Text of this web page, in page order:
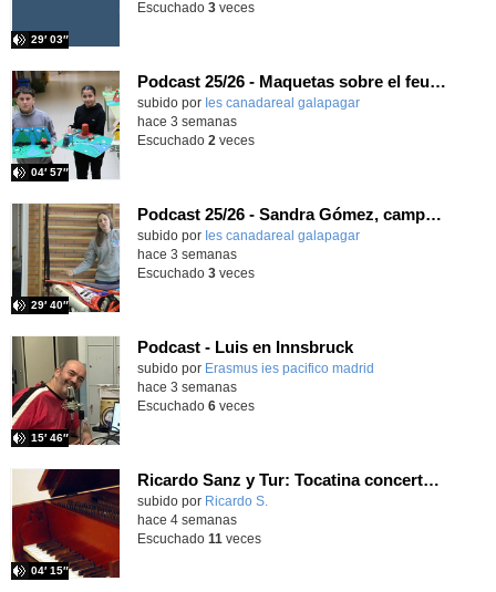
29′ 03″
Escuchado 3veces
Podcast 25/26 - Maquetas sobre el feudalismo
subido por Ies canadareal galapagar
04′ 57″
-
hace 3 semanas
Escuchado 2 veces
Podcast 25/26 - Sandra Gómez, campeona de Enduro
subido por Ies canadareal galapagar
29′ 40″
-
hace 3 semanas
Escuchado 3veces
Podcast - Luis en Innsbruck
subido por Erasmus ies pacifico madrid
15′ 46″
hace 3 semanas
Escuchado 6veces
Ricardo Sanz y Tur: Tocatina concertante al aire español
subido por Ricardo S.
04′ 15″
hace 4 semanas
Escuchado 11 veces